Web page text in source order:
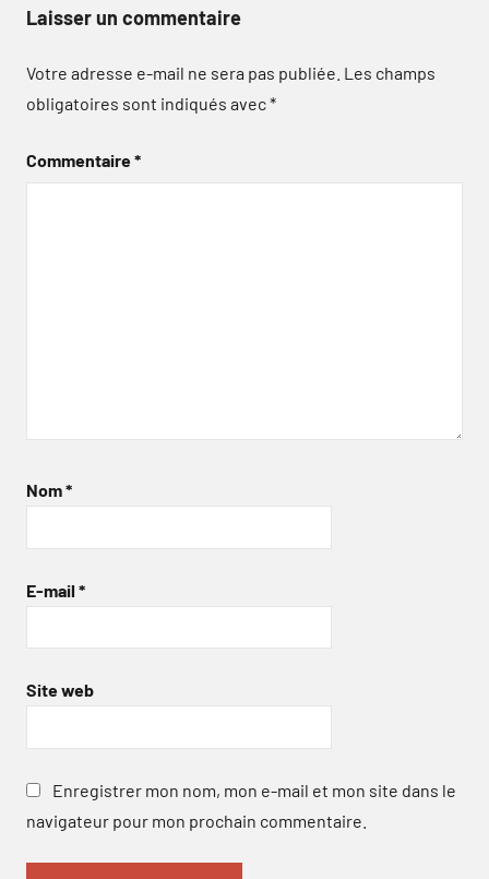
Laisser un commentaire
Votre adresse e-mail ne sera pas publiée. Les champs
obligatoires sont indiqués avec*
Commentaire*
Nom*
E-mail *
Site web
Enregistrer mon nom, mon e-mail et mon site dans le
navigateur pour mon prochain commentaire.